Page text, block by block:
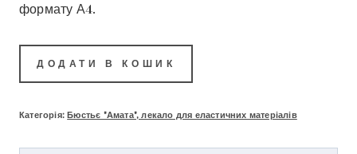
формату А4.
ДОДАТИ В КОШИК
Категорія:Бюстьє "Амата", лекало для еластичних матеріалів